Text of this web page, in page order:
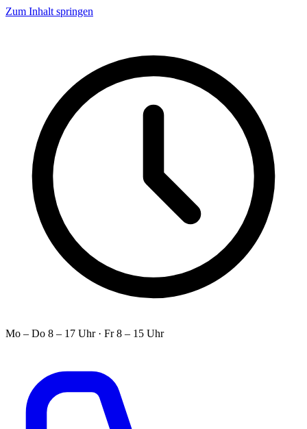
Zum Inhalt springen
Mo – Do 8 – 17 Uhr · Fr 8 – 15 Uhr